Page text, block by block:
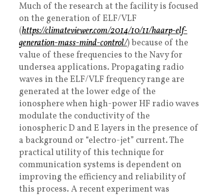
Much of the research at the facility is focused
on the generation of ELF/VLF
(https://climateviewer.com/2014/10/11/haarp-elf-
generation-mass-mind-control/) because of the
value of these frequencies to the Navy for
undersea applications. Propagating radio
waves in the ELF/VLF frequency range are
generated at the lower edge of the
ionosphere when high-power HF radio waves
modulate the conductivity of the
ionospheric D and E layers in the presence of
a background or “electro-jet” current. The
practical utility of this technique for
communication systems is dependent on
improving the efficiency and reliability of
this process. A recent experiment was